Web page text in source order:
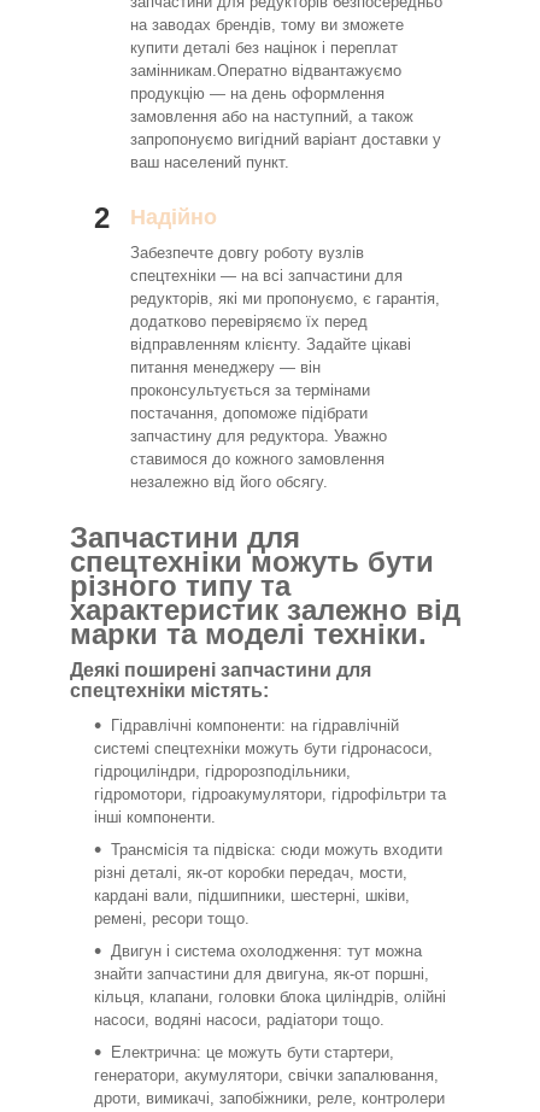
на заводах брендів, тому ви зможете
купити деталі без націнок і переплат
замінникам.Оператно відвантажуємо
продукцію — на день оформлення
замовлення або на наступний, а також
запропонуємо вигідний варіант доставки у
ваш населений пункт.
2 Надійно
Забезпечте довгу роботу вузлів
спецтехніки — на всі запчастини для
редукторів, які ми пропонуємо, є гарантія,
додатково перевіряємо їх перед
відправленням клієнту. Задайте цікаві
питання менеджеру — він
проконсультується за термінами
постачання, допоможе підібрати
запчастину для редуктора. Уважно
ставимося до кожного замовлення
незалежно від його обсягу.
Запчастини для
спецтехніки можуть бути
різного типу та
характеристик залежно від
марки та моделі техніки.
Деякі поширені запчастини для
спецтехніки містять:
Гідравлічні компоненти: на гідравлічній
системі спецтехніки можуть бути гідронасоси,
гідроциліндри, гідророзподільники,
гідромотори, гідроакумулятори, гідрофільтри та
інші компоненти.
Трансмісія та підвіска: сюди можуть входити
різні деталі, як-от коробки передач, мости,
кардані вали, підшипники, шестерні, шківи,
ремені, ресори тощо.
Двигун і система охолодження: тут можна
знайти запчастини для двигуна, як-от поршні,
кільця, клапани, головки блока циліндрів, олійні
насоси, водяні насоси, радіатори тощо.
Електрична: це можуть бути стартери,
генератори, акумулятори, свічки запалювання,
дроти, вимикачі, запобіжники, реле, контролери